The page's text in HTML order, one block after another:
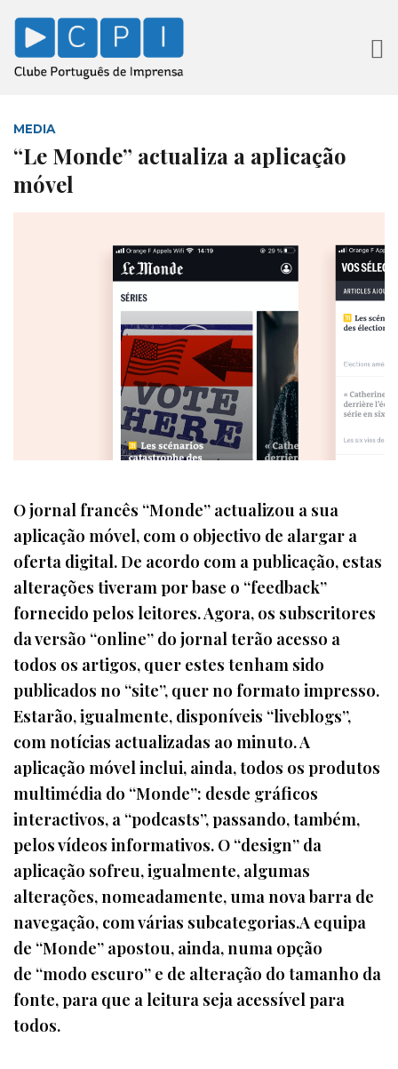
MEDIA
“Le Monde” actualiza a aplicação
móvel
O jornal francês “Monde” actualizou a sua
aplicação móvel, com o objectivo de alargar a
oferta digital. De acordo com a publicação, estas
alterações tiveram por base o “feedback”
fornecido pelos leitores. Agora, os subscritores
da versão “online” do jornal terão acesso a
todos os artigos, quer estes tenham sido
publicados no “site”, quer no formato impresso.
Estarão, igualmente, disponíveis “liveblogs”,
com notícias actualizadas ao minuto. A
aplicação móvel inclui, ainda, todos os produtos
multimédia do “Monde”: desde gráficos
interactivos, a “podcasts”, passando, também,
pelos vídeos informativos. O “design” da
aplicação sofreu, igualmente, algumas
alterações, nomeadamente, uma nova barra de
navegação, com várias subcategorias.A equipa
de “Monde” apostou, ainda, numa opção
de “modo escuro” e de alteração do tamanho da
fonte, para que a leitura seja acessível para
todos.